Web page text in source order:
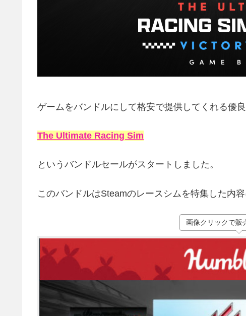
ゲームをバンドルにして格安で提供してくれる優
The Ultimate Racing Sim
というバンドルセールがスタートしました。
このバンドルはSteamのレースシムを特集した内容
画像クリックで販